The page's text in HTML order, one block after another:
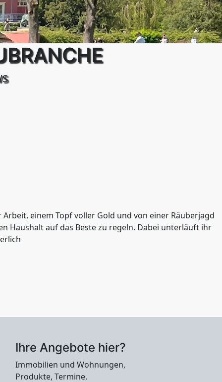
einem Topf voller Gold und von einer Räuberjagd
Haushalt auf das Beste zu regeln. Dabei unterläuft ihr
Ihre Angebote hier?
Immobilien und Wohnungen,
Produkte, Termine,